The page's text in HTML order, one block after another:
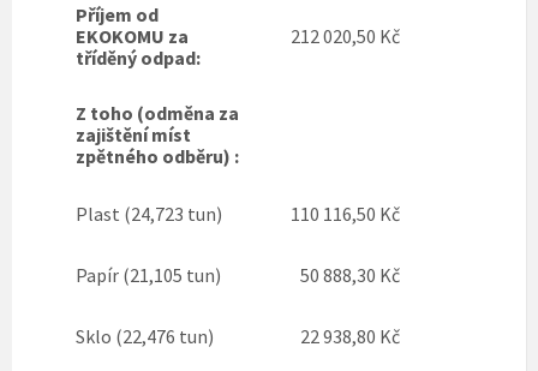
Příjem od
EKOKOMU za
tříděný odpad:
212 020,50 Kč
Z toho (odměna za
zajištění míst
zpětného odběru) :
Plast (24,723 tun) 110 116,50 Kč
Papír (21,105 tun) 50 888,30 Kč
Sklo (22,476 tun) 22 938,80 Kč